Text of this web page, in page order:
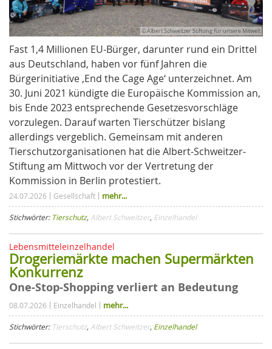
© Albert Schweitzer Stiftung für unsere Mitwelt
Fast 1,4 Millionen EU-Bürger, darunter rund ein Drittel
aus Deutschland, haben vor fünf Jahren die
Bürgerinitiative ‚End the Cage Age‘ unterzeichnet. Am
30. Juni 2021 kündigte die Europäische Kommission an,
bis Ende 2023 entsprechende Gesetzesvorschläge
vorzulegen. Darauf warten Tierschützer bislang
allerdings vergeblich. Gemeinsam mit anderen
Tierschutzorganisationen hat die Albert-Schweitzer-
Stiftung am Mittwoch vor der Vertretung der
Kommission in Berlin protestiert.
24.07.2026 Gesellschaft mehr...
Stichwörter: Tierschutz, Albert Schweitzer, Einzelhandel
Lebensmitteleinzelhandel
Drogeriemärkte machen Supermärkten
Konkurrenz
One-Stop-Shopping verliert an Bedeutung
08.07.2026 Einzelhandel mehr...
Stichwörter: Tierschutz, Albert Schweitzer, Einzelhandel